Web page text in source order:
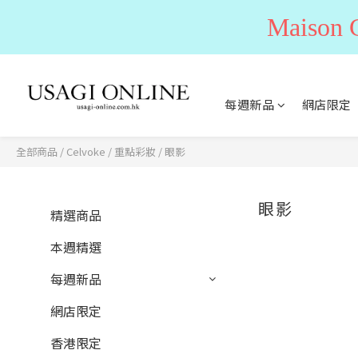
每週新品 網店限定
全部商品 / Celvoke / 重點彩妝 / 眼影
精選商品
本週精選
每週新品
網店限定
香港限定
眼影
Maison